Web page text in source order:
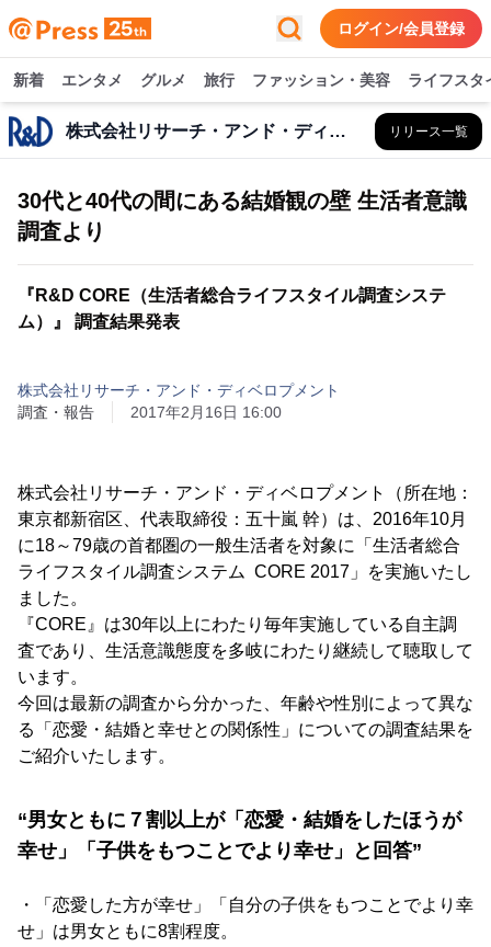
ログイン/会員登録
新着 エンタメ グルメ 旅行 ファッション・美容 ライフスタ
株式会社リサーチ・アンド・ディベロプメント リリース一覧
30代と40代の間にある結婚観の壁 生活者意識
調査より
『R&D CORE（生活者総合ライフスタイル調査システ
ム）』 調査結果発表
株式会社リサーチ・アンド・ディベロプメント
調査・報告
2017年2月16日 16:00
株式会社リサーチ・アンド・ディベロプメント（所在地：
東京都新宿区、代表取締役：五十嵐 幹）は、2016年10月
に18～79歳の首都圏の一般生活者を対象に「生活者総合
ライフスタイル調査システム CORE 2017」を実施いたし
ました。
『CORE』は30年以上にわたり毎年実施している自主調
査であり、生活意識態度を多岐にわたり継続して聴取して
います。
今回は最新の調査から分かった、年齢や性別によって異な
る「恋愛・結婚と幸せとの関係性」についての調査結果を
ご紹介いたします。
“男女ともに７割以上が「恋愛・結婚をしたほうが
幸せ」「子供をもつことでより幸せ」と回答”
・「恋愛した方が幸せ」「自分の子供をもつことでより幸
せ」は男女ともに8割程度。